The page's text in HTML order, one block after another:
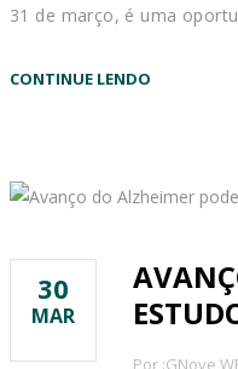
31 de março, é uma
CONTINUE LENDO
30
MAR
Por :GNove